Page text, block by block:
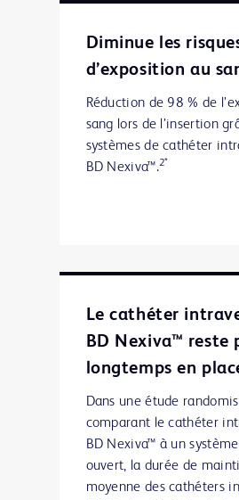
Diminue les
d’exposition au
Réduction de 98 % de
sang lors de l’insertion
systèmes de cathéter
BD Nexiva™.2*
Le cathéter
BD Nexiva™ reste
longtemps en
Dans une étude
comparant le cathéter
BD Nexiva™ à un
ouvert, la durée de
moyenne des cathéters